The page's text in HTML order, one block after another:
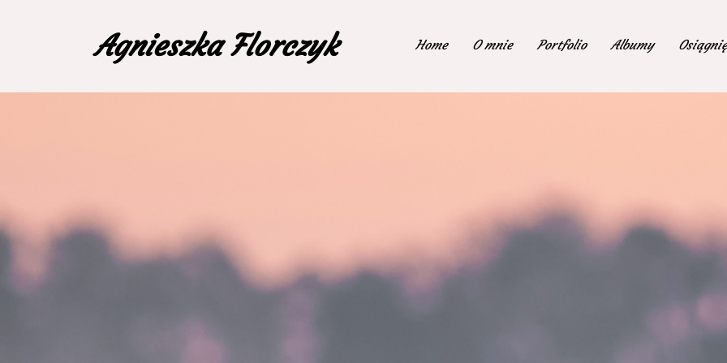
Agnieszka Florczyk Home O mnie Portfolio Albumy